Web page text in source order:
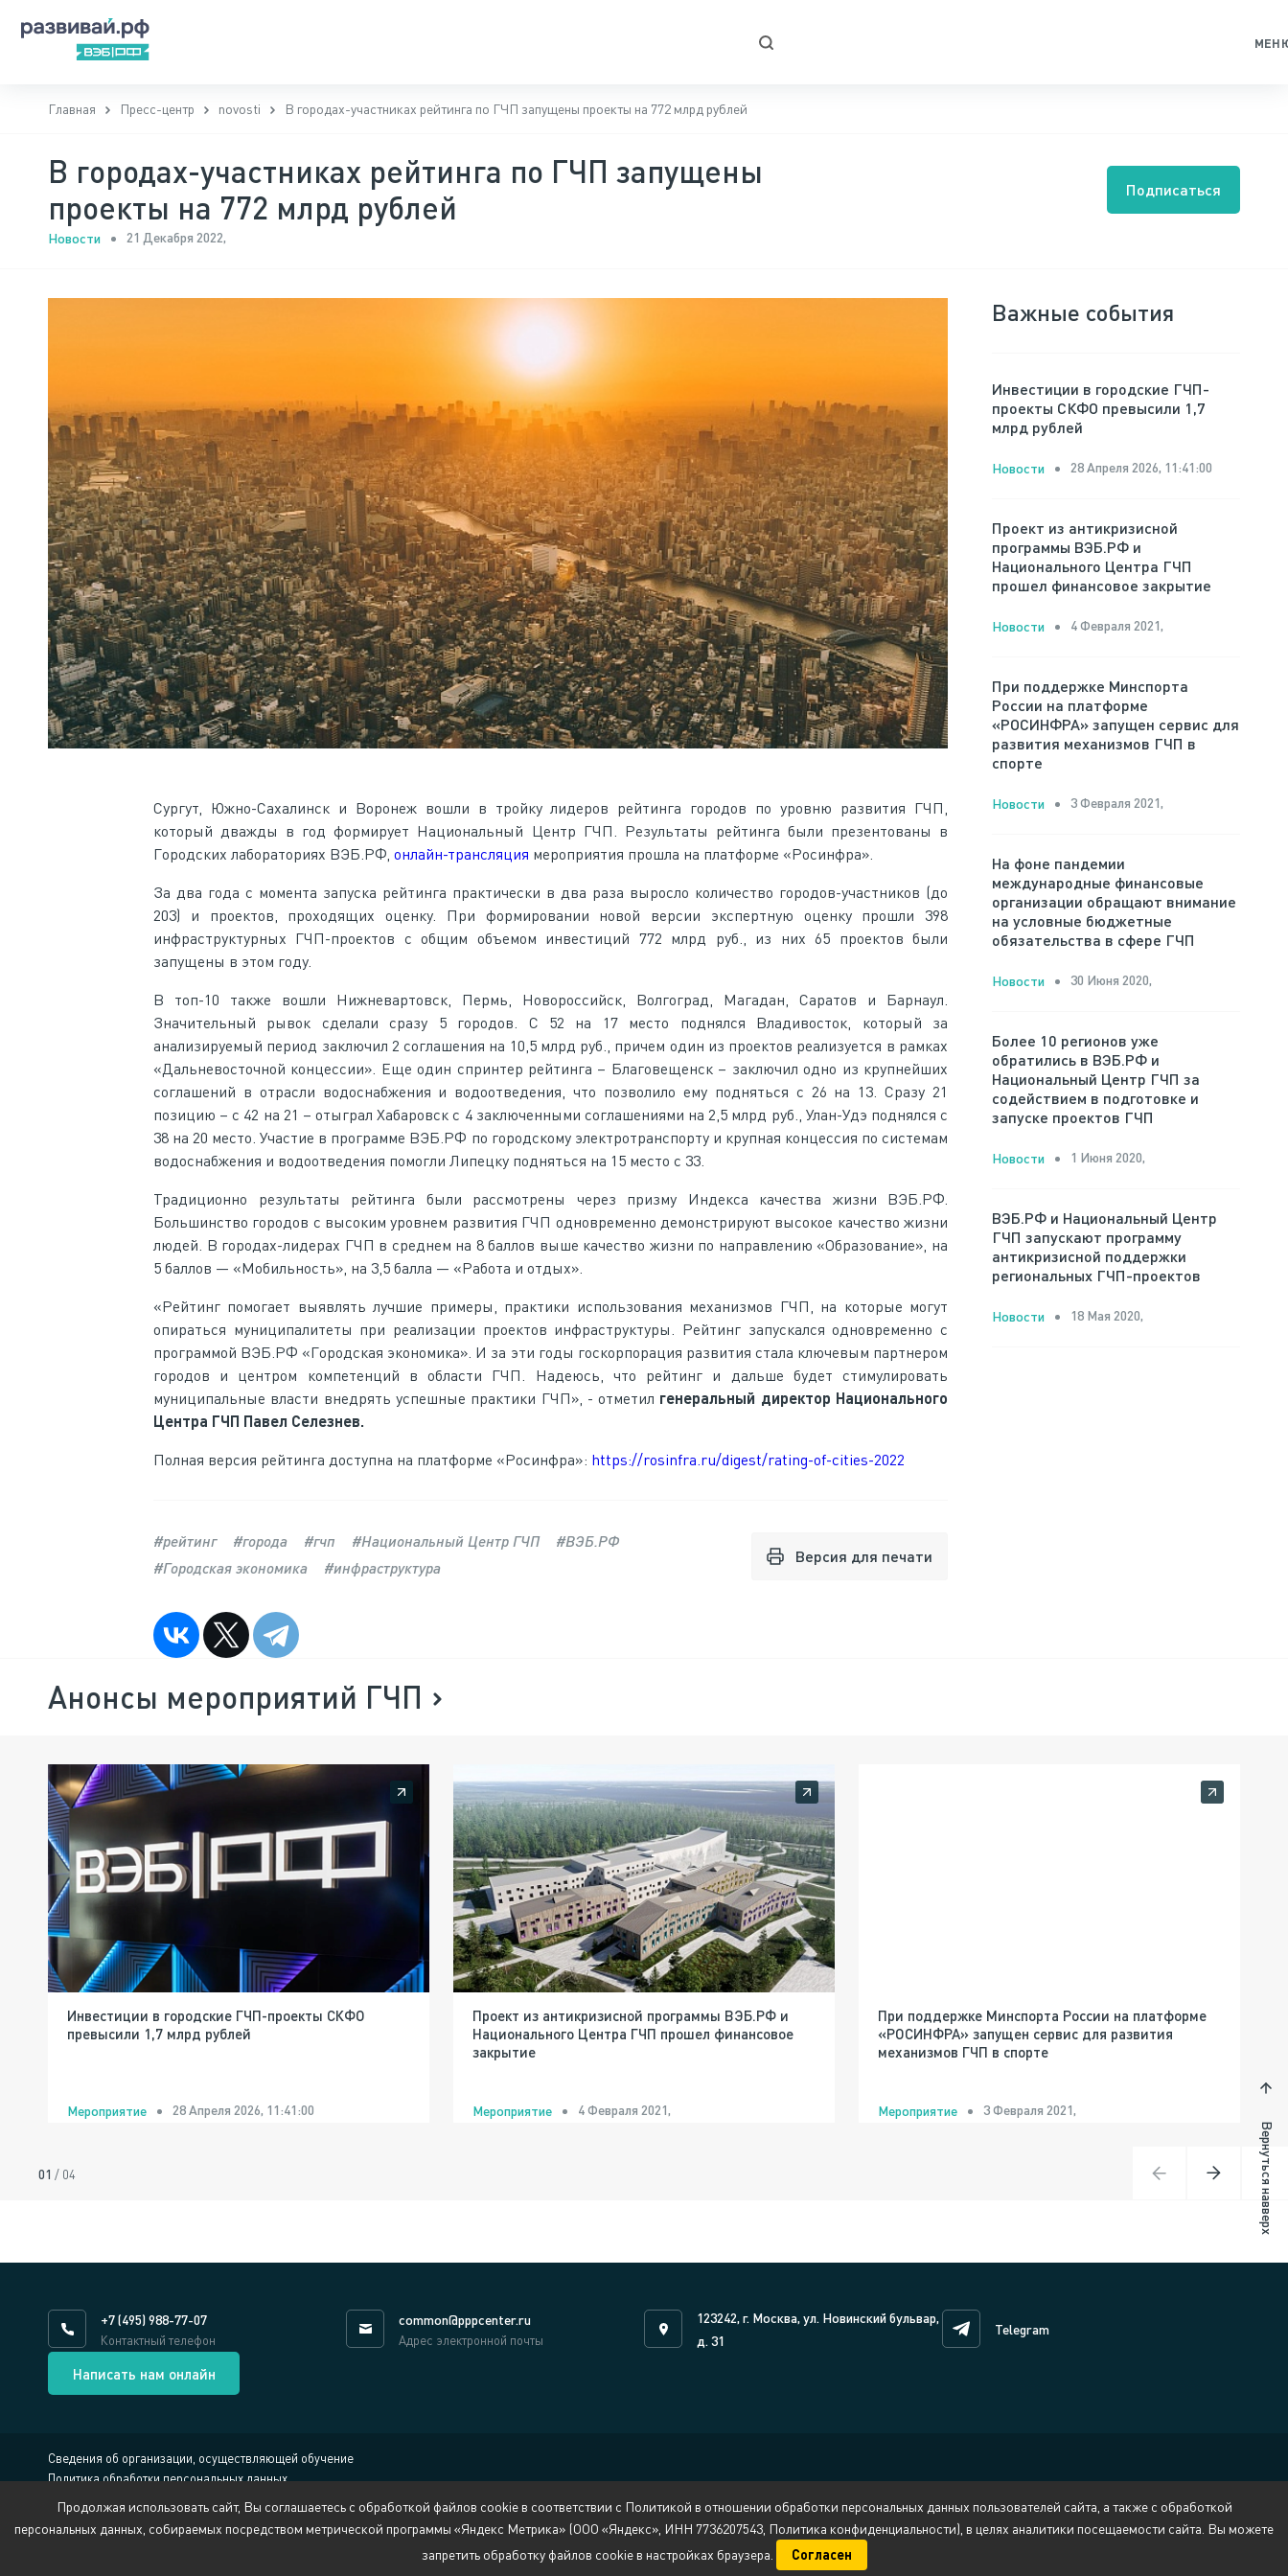
Главная Пресс-центр novosti В городах-участниках рейтинга по ГЧП запущены проекты на 772 млрд рублей
В городах-участниках рейтинга по ГЧП запущены
проекты на 772 млрд рублей
Подписаться
Новости 21 Декабря 2022,
Сургут, Южно-Сахалинск и Воронеж вошли в тройку лидеров рейтинга городов по уровню развития ГЧП,
который дважды в год формирует Национальный Центр ГЧП. Результаты рейтинга были презентованы в
Городских лабораториях ВЭБ.РФ, онлайн-трансляция мероприятия прошла на платформе «Росинфра».
За два года с момента запуска рейтинга практически в два раза выросло количество городов-участников (до
203) и проектов, проходящих оценку. При формировании новой версии экспертную оценку прошли 398
инфраструктурных ГЧП-проектов с общим объемом инвестиций 772 млрд руб., из них 65 проектов были
запущены в этом году.
В топ-10 также вошли Нижневартовск, Пермь, Новороссийск, Волгоград, Магадан, Саратов и Барнаул.
Значительный рывок сделали сразу 5 городов. С 52 на 17 место поднялся Владивосток, который за
анализируемый период заключил 2 соглашения на 10,5 млрд руб., причем один из проектов реализуется в рамках
«Дальневосточной концессии». Еще один спринтер рейтинга – Благовещенск – заключил одно из крупнейших
соглашений в отрасли водоснабжения и водоотведения, что позволило ему подняться с 26 на 13. Сразу 21
позицию – с 42 на 21 – отыграл Хабаровск с 4 заключенными соглашениями на 2,5 млрд руб., Улан-Удэ поднялся с
38 на 20 место. Участие в программе ВЭБ.РФ по городскому электротранспорту и крупная концессия по системам
водоснабжения и водоотведения помогли Липецку подняться на 15 место с 33.
Традиционно результаты рейтинга были рассмотрены через призму Индекса качества жизни ВЭБ.РФ.
Большинство городов с высоким уровнем развития ГЧП одновременно демонстрируют высокое качество жизни
людей. В городах-лидерах ГЧП в среднем на 8 баллов выше качество жизни по направлению «Образование», на
5 баллов — «Мобильность», на 3,5 балла — «Работа и отдых».
«Рейтинг помогает выявлять лучшие примеры, практики использования механизмов ГЧП, на которые могут
опираться муниципалитеты при реализации проектов инфраструктуры. Рейтинг запускался одновременно с
программой ВЭБ.РФ «Городская экономика». И за эти годы госкорпорация развития стала ключевым партнером
городов и центром компетенций в области ГЧП. Надеюсь, что рейтинг и дальше будет стимулировать
муниципальные власти внедрять успешные практики ГЧП», - отметил генеральный директор Национального
Центра ГЧП Павел Селезнев.
Полная версия рейтинга доступна на платформе «Росинфра»: https://rosinfra.ru/digest/rating-of-cities-2022
#рейтинг #города #гчп #Национальный Центр ГЧП
#ВЭБ.РФ
#Городская экономика
#инфраструктура
Версия для печати
Важные события
Инвестиции в городские ГЧП-
проекты СКФО превысили 1,7
млрд рублей
Новости 28 Апреля 2026, 11:41:00
Проект из антикризисной
программы ВЭБ.РФ и
Национального Центра ГЧП
прошел финансовое закрытие
Новости 4 Февраля 2021,
При поддержке Минспорта
России на платформе
«РОСИНФРА» запущен сервис для
развития механизмов ГЧП в
спорте
Новости 3 Февраля 2021,
На фоне пандемии
международные финансовые
организации обращают внимание
на условные бюджетные
обязательства в сфере ГЧП
Новости 30 Июня 2020,
Более 10 регионов уже
обратились в ВЭБ.РФ и
Национальный Центр ГЧП за
содействием в подготовке и
запуске проектов ГЧП
Новости 1 Июня 2020,
ВЭБ.РФ и Национальный Центр
ГЧП запускают программу
антикризисной поддержки
региональных ГЧП-проектов
Новости 18 Мая 2020,
Анонсы мероприятий ГЧП
Инвестиции в городские ГЧП-проекты СКФО
превысили 1,7 млрд рублей
Мероприятие 28 Апреля 2026, 11:41:00
Проект из антикризисной программы ВЭБ.РФ и
Национального Центра ГЧП прошел финансовое
закрытие
Мероприятие 4 Февраля 2021,
При поддержке Минспорта России на платформе
«РОСИНФРА» запущен сервис для развития
механизмов ГЧП в спорте
Мероприятие 3 Февраля 2021,
01 / 04 Вернуться навверх
+7 (495) 988-77-07
Контактный телефон
common@pppcenter.ru
Адрес электронной почты
123242, г. Москва, ул. Новинский бульвар,
д. 31
Telegram
Написать нам онлайн
Сведения об организации, осуществляющей обучение
Политика обработки персональных данных
Противодействие коррупции
Обратная связь:
security@pppcenter.ru
Продолжая использовать сайт, Вы соглашаетесь с обработкой файлов cookie в соответствии с Политикой в отношении обработки персональных данных пользователей сайта, а также с обработкой
персональных данных, собираемых посредством метрической программы «Яндекс Метрика» (ООО «Яндекс», ИНН 7736207543, Политика конфиденциальности), в целях аналитики посещаемости сайта. Вы можете
запретить обработку файлов cookie в настройках браузера.
Согласен